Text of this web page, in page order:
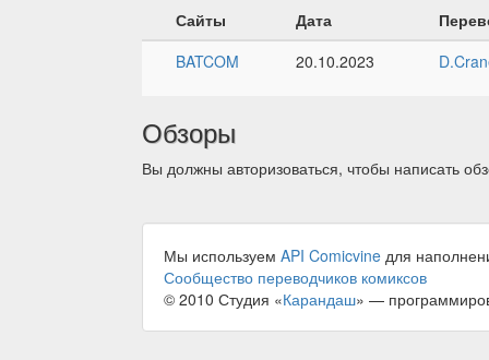
Сайты Дата
BATCOM
20.10.2023
Обзоры
Вы должны авторизоваться, чтобы написать
Мы используем API Comicvine для
Сообщество переводчиков комиксов
© 2010 Студия «Карандаш» —